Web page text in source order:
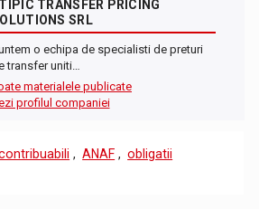
TRANSFER PRICING
SRL
o echipa de specialisti de preturi
transfer uniti…
materialele publicate
profilul companiei
, ANAF , obligatii